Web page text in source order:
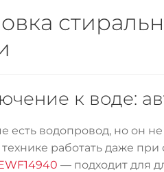
к воде:
есть водопровод, но он
работать даже
— подходит для